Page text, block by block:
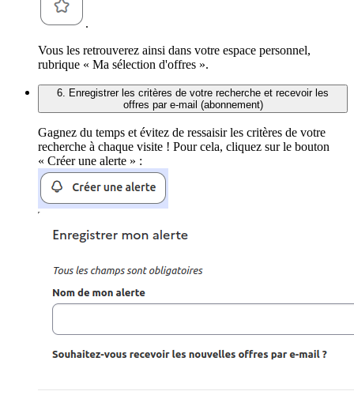
.
Vous les retrouverez ainsi dans votre espace personnel,
rubrique « Ma sélection d'offres ».
6. Enregistrer les critères de votre recherche et recevoir les
offres par e-mail (abonnement)
Gagnez du temps et évitez de ressaisir les critères de votre
recherche à chaque visite ! Pour cela, cliquez sur le bouton
« Créer une alerte » :